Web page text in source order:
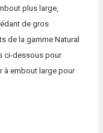
plus large,
de gros
de la gamme Natural
ci-dessous pour
à embout large pour